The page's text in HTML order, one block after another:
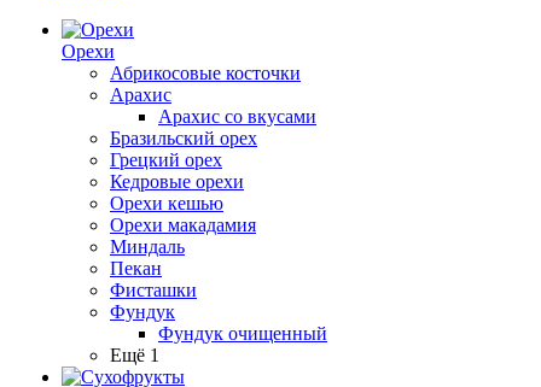
Орехи
Абрикосовые косточки
Арахис
Арахис со вкусами
Бразильский орех
Грецкий орех
Кедровые орехи
Орехи кешью
Орехи макадамия
Миндаль
Пекан
Фисташки
Фундук
Фундук очищенный
Ещё 1